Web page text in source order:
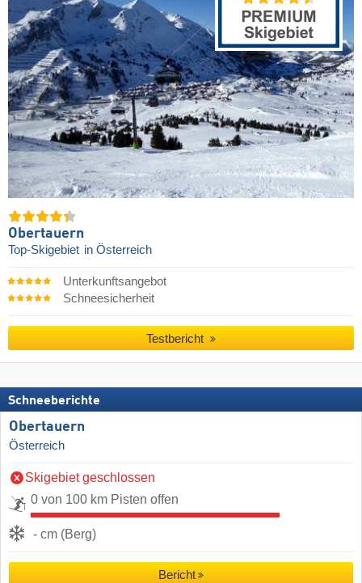
Obertauern
Top-Skigebiet in Österreich
Unterkunftsangebot
Schneesicherheit
Testbericht
Schneeberichte
Obertauern
Österreich
Skigebiet geschlossen
0 von 100 km Pisten offen
- cm (Berg)
Bericht